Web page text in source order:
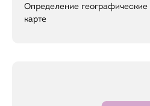
Определение географические
карте